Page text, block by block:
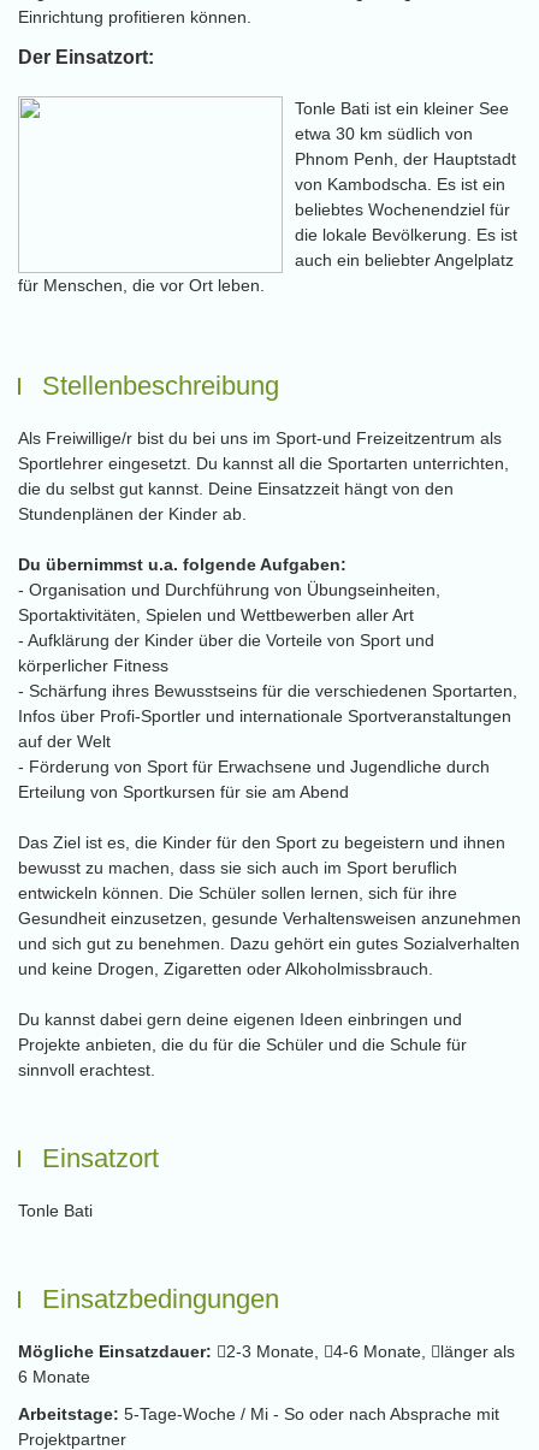
Einrichtung profitieren können.
Der Einsatzort:
Tonle Bati ist ein kleiner See
etwa 30 km südlich von
Phnom Penh, der Hauptstadt
von Kambodscha. Es ist ein
beliebtes Wochenendziel für
die lokale Bevölkerung. Es ist
auch ein beliebter Angelplatz
für Menschen, die vor Ort leben.
Stellenbeschreibung
Als Freiwillige/r bist du bei uns im Sport-und Freizeitzentrum als
Sportlehrer eingesetzt. Du kannst all die Sportarten unterrichten,
die du selbst gut kannst. Deine Einsatzzeit hängt von den
Stundenplänen der Kinder ab.
Du übernimmst u.a. folgende Aufgaben:
- Organisation und Durchführung von Übungseinheiten,
Sportaktivitäten, Spielen und Wettbewerben aller Art
- Aufklärung der Kinder über die Vorteile von Sport und
körperlicher Fitness
- Schärfung ihres Bewusstseins für die verschiedenen Sportarten,
Infos über Profi-Sportler und internationale Sportveranstaltungen
auf der Welt
- Förderung von Sport für Erwachsene und Jugendliche durch
Erteilung von Sportkursen für sie am Abend
Das Ziel ist es, die Kinder für den Sport zu begeistern und ihnen
bewusst zu machen, dass sie sich auch im Sport beruflich
entwickeln können. Die Schüler sollen lernen, sich für ihre
Gesundheit einzusetzen, gesunde Verhaltensweisen anzunehmen
und sich gut zu benehmen. Dazu gehört ein gutes Sozialverhalten
und keine Drogen, Zigaretten oder Alkoholmissbrauch.
Du kannst dabei gern deine eigenen Ideen einbringen und
Projekte anbieten, die du für die Schüler und die Schule für
sinnvoll erachtest.
Einsatzort
Tonle Bati
Einsatzbedingungen
Mögliche Einsatzdauer: 2-3 Monate, 4-6 Monate,
länger als
6 Monate
Arbeitstage: 5-Tage-Woche / Mi - So oder nach Absprache mit
Projektpartner